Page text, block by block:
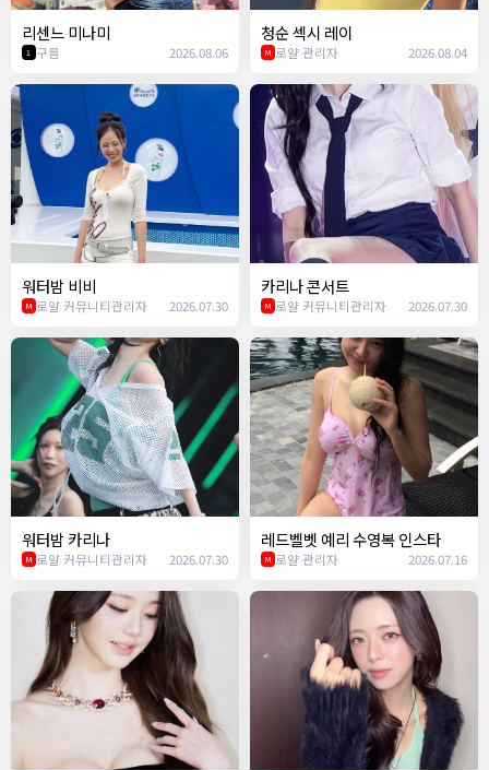
리센느 미나미
1 구름 2026.08.06
청순 섹시 레이
M 로얄 관리자 2026.08.04
워터밤 비비
M 로얄 커뮤니티관리자 2026.07.30
카리나 콘서트
M 로얄 커뮤니티관리자 2026.07.30
워터밤 카리나
M 로얄 커뮤니티관리자 2026.07.30
레드벨벳 예리 수영복 인스타
M 로얄 관리자 2026.07.16